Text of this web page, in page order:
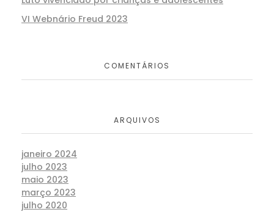
VI Webnário Freud 2023
COMENTÁRIOS
ARQUIVOS
janeiro 2024
julho 2023
maio 2023
março 2023
julho 2020